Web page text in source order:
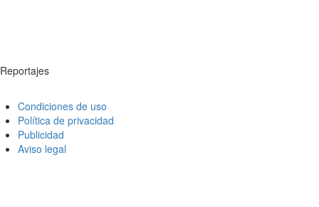
Reportajes
Condiciones de uso
Política de privacidad
Publicidad
Aviso legal